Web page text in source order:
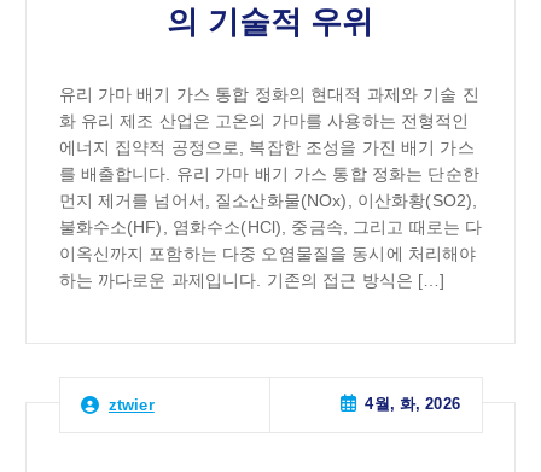
의 기술적 우위
유리 가마 배기 가스 통합 정화의 현대적 과제와 기술 진
화 유리 제조 산업은 고온의 가마를 사용하는 전형적인
에너지 집약적 공정으로, 복잡한 조성을 가진 배기 가스
를 배출합니다. 유리 가마 배기 가스 통합 정화는 단순한
먼지 제거를 넘어서, 질소산화물(NOx), 이산화황(SO2),
불화수소(HF), 염화수소(HCl), 중금속, 그리고 때로는 다
이옥신까지 포함하는 다중 오염물질을 동시에 처리해야
하는 까다로운 과제입니다. 기존의 접근 방식은 […]
ztwier 4월, 화, 2026